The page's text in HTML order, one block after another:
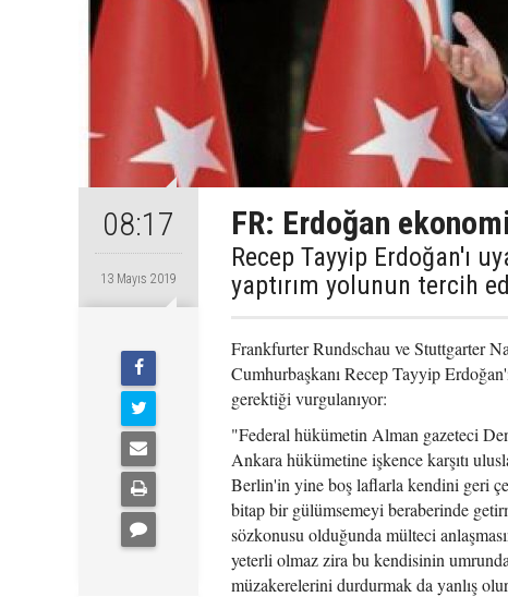
08:17
13 Mayıs 2019
FR: Erdoğan
Recep Tayyip Erdoğan'ı
yaptırım yolunun tercih
Frankfurter Rundschau ve Stuttgarter
Cumhurbaşkanı Recep Tayyip
gerektiği vurgulanıyor:
"Federal hükümetin Alman gazeteci
Ankara hükümetine işkence karşıtı
Berlin'in yine boş laflarla kendini geri
bitap bir gülümsemeyi beraberinde
sözkonusu olduğunda mülteci
yeterli olmaz zira bu kendisinin
müzakerelerini durdurmak da yanlış